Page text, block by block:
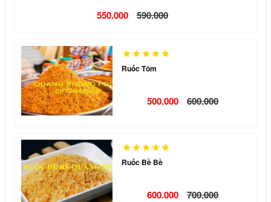
550.000 590.000
Ruốc Tôm
500.000 600.000
Ruốc Bề Bề
600.000 700.000